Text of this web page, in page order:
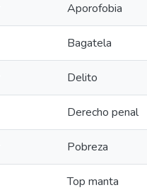
Aporofobia
Bagatela
Delito
Derecho penal
Pobreza
Top manta